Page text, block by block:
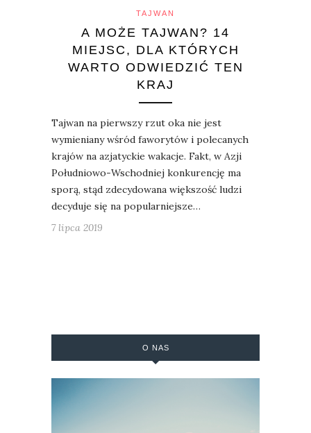
TAJWAN
A MOŻE TAJWAN? 14
MIEJSC, DLA KTÓRYCH
WARTO ODWIEDZIĆ TEN
KRAJ
Tajwan na pierwszy rzut oka nie jest
wymieniany wśród faworytów i polecanych
krajów na azjatyckie wakacje. Fakt, w Azji
Południowo-Wschodniej konkurencję ma
sporą, stąd zdecydowana większość ludzi
decyduje się na popularniejsze…
7 lipca 2019
O NAS